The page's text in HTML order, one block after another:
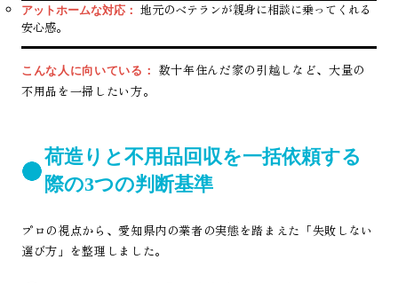
アットホームな対応： 地元のベテランが親身に相談に乗ってくれる
安心感。
こんな人に向いている：
数十年住んだ家の引越しなど、大量の
不用品を一掃したい方。
荷造りと不用品回収を一括依頼する
際の3つの判断基準
プロの視点から、愛知県内の業者の実態を踏まえた「失敗しない
選び方」を整理しました。